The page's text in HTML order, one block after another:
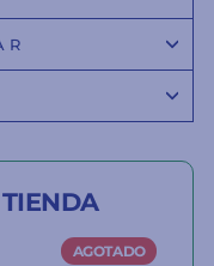
AGOTADO